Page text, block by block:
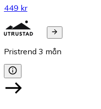
449 kr
Pristrend 3 mån